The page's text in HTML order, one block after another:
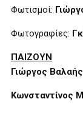
Φωτισμοί:
Φωτογραφίες:
ΠΑΙΖΟΥΝ
Γιώργος Βαλαής
Κωνσταντίνος